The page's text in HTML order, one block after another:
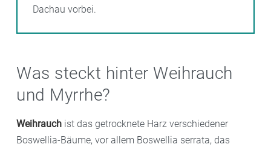
Dachau vorbei.
Was steckt hinter Weihrauch
und Myrrhe?
Weihrauch ist das getrocknete Harz verschiedener
Boswellia-Bäume, vor allem Boswellia serrata, das